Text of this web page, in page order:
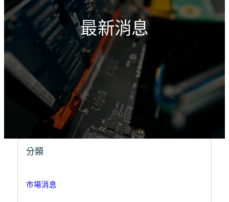
最新消息
分類
市場消息